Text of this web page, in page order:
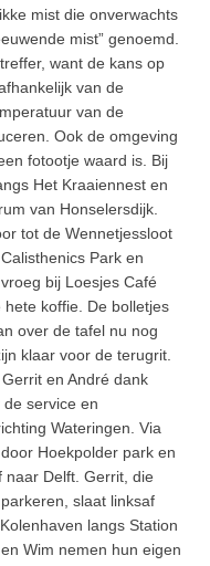
mist die onverwachts
mist” genoemd.
want de kans op
van de
van de
Ook de omgeving
fotootje waard is. Bij
Het Kraaiennest en
van Honselersdijk.
tot de Wennetjessloot
Park en
bij Loesjes Café
koffie. De bolletjes
over de tafel nu nog
klaar voor de terugrit.
en André dank
service en
Wateringen. Via
Hoekpolder park en
naar Delft. Gerrit, die
slaat linksaf
langs Station
Wim nemen hun eigen